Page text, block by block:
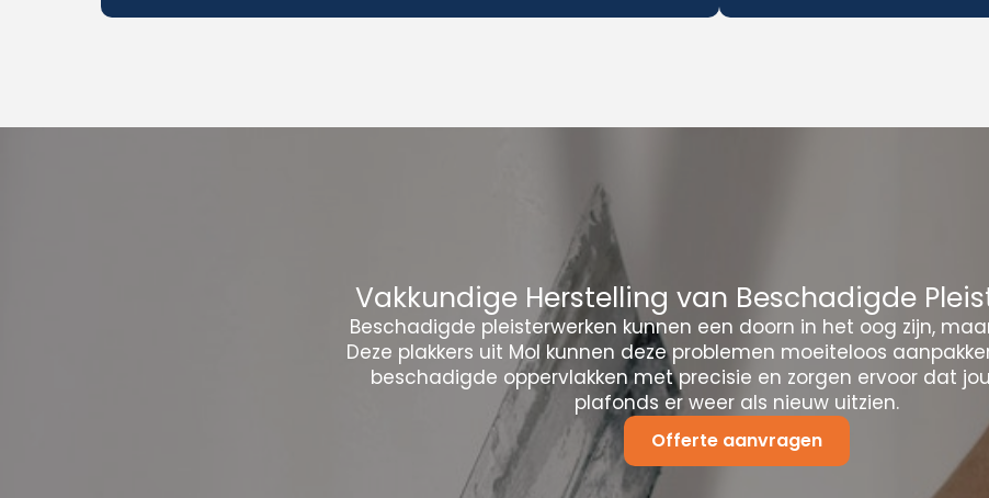
Vakkundige Herstelling van Beschadigde
Beschadigde pleisterwerken kunnen een doorn in het oog zijn,
Deze plakkers uit Mol kunnen deze problemen moeiteloos
beschadigde oppervlakken met precisie en zorgen ervoor dat
plafonds er weer als nieuw uitzien.
Offerte aanvragen